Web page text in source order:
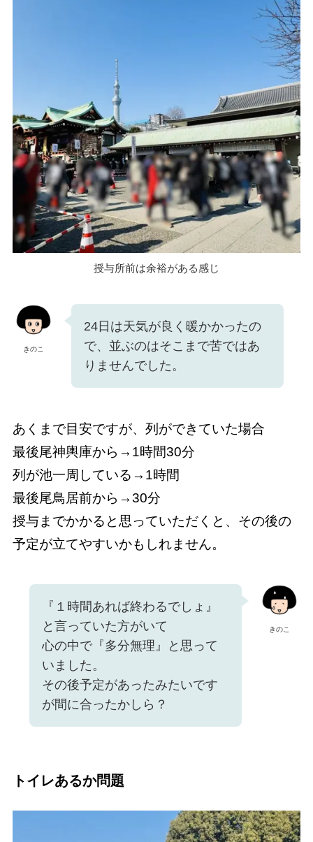
授与所前は余裕がある感じ
きのこ
24日は天気が良く暖かかったの
で、並ぶのはそこまで苦ではあ
りませんでした。
あくまで目安ですが、列ができていた場合
最後尾神輿庫から→1時間30分
列が池一周している→1時間
最後尾鳥居前から→30分
授与までかかると思っていただくと、その後の
予定が立てやすいかもしれません。
きのこ
『１時間あれば終わるでしょ』
と言っていた方がいて
心の中で『多分無理』と思って
いました。
その後予定があったみたいです
が間に合ったかしら？
トイレあるか問題